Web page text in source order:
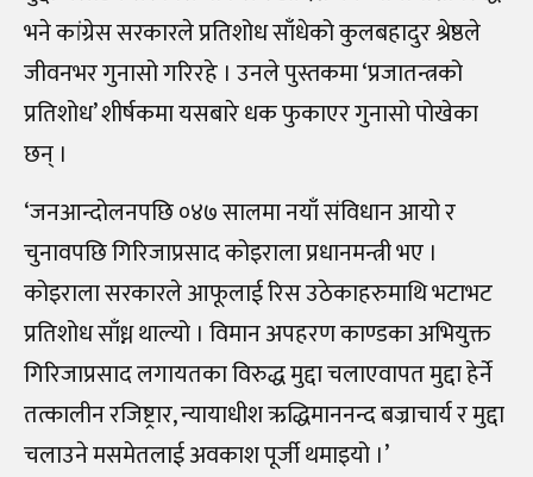
भने कांग्रेस सरकारले प्रतिशोध साँधेको कुलबहादुर श्रेष्ठले
जीवनभर गुनासो गरिरहे । उनले पुस्तकमा ‘प्रजातन्त्रको
प्रतिशोध’ शीर्षकमा यसबारे धक फुकाएर गुनासो पोखेका
छन् ।
‘जनआन्दोलनपछि ०४७ सालमा नयाँ संविधान आयो र
चुनावपछि गिरिजाप्रसाद कोइराला प्रधानमन्त्री भए ।
कोइराला सरकारले आफूलाई रिस उठेकाहरुमाथि भटाभट
प्रतिशोध साँध्न थाल्यो । विमान अपहरण काण्डका अभियुक्त
गिरिजाप्रसाद लगायतका विरुद्ध मुद्दा चलाएवापत मुद्दा हेर्ने
तत्कालीन रजिष्ट्रार, न्यायाधीश ऋद्धिमाननन्द बज्राचार्य र मुद्दा
चलाउने मसमेतलाई अवकाश पूर्जी थमाइयो ।’